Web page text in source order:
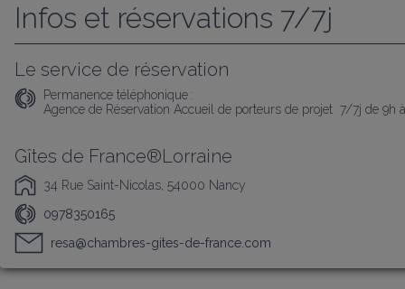
Infos et réservations 7/7j
Le service de réservation
Permanence téléphonique :
Agence de Réservation Accueil de porteurs de projet  7/7j de 9h
Gîtes de France®Lorraine
34 Rue Saint-Nicolas, 54000 Nancy
0978350165
resa@chambres-gites-de-france.com